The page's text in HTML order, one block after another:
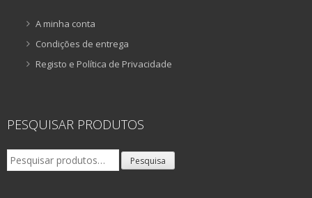
A minha conta
Condições de entrega
Registo e Política de Privacidade
PESQUISAR PRODUTOS
Pesquisar
por:
Pesquisa